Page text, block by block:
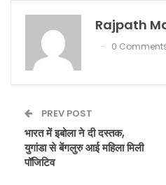
Rajpath
0
PREV POST
भारत में इबोला ने दी दस्तक,
युगांडा से बेंगलुरु आई महिला मिली
पॉजिटिव